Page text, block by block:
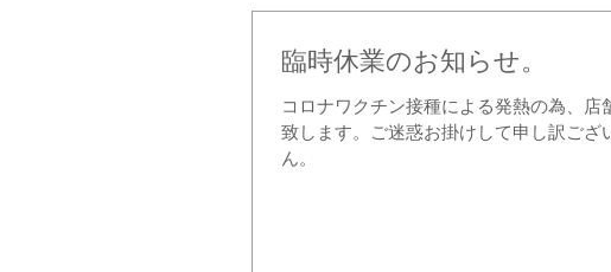
下さいませ！...
臨時休業のお知らせ。
コロナワクチン接種による発熱の為、店
致します。ご迷惑お掛けして申し訳ござ
ん。